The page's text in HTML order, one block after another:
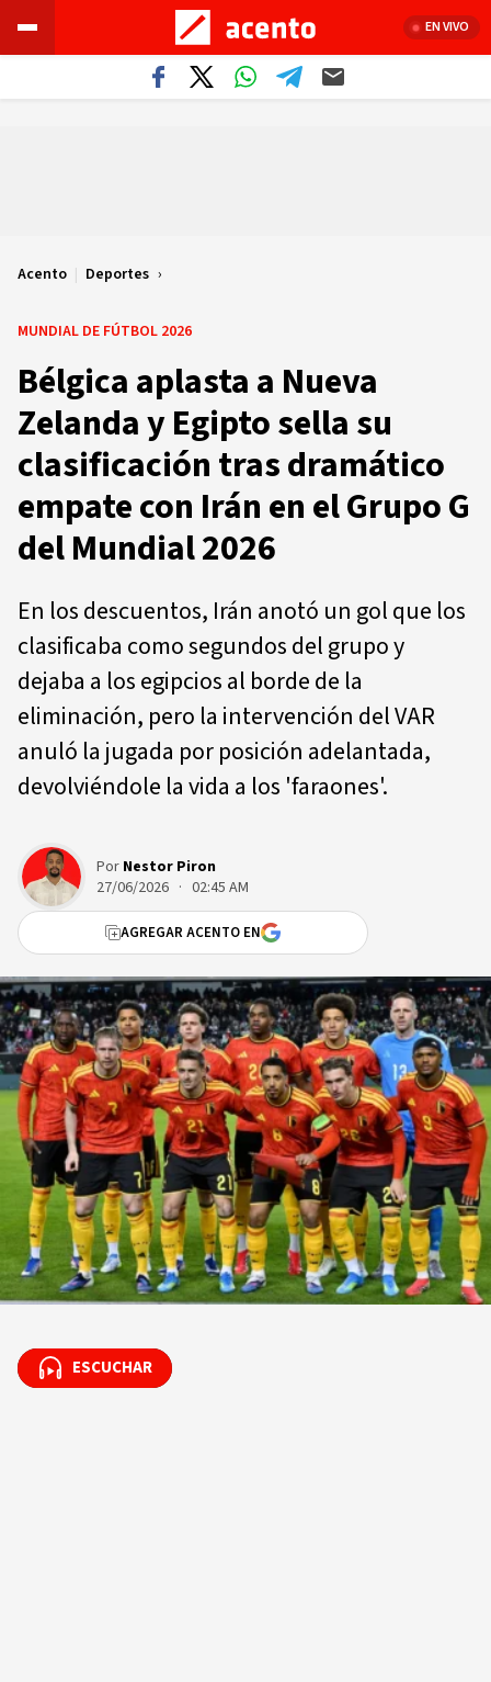
EN VIVO
Acento | Deportes
MUNDIAL DE FÚTBOL 2026
Bélgica aplasta a Nueva
Zelanda y Egipto sella su
clasificación tras dramático
empate con Irán en el Grupo G
del Mundial 2026
En los descuentos, Irán anotó un gol que los
clasificaba como segundos del grupo y
dejaba a los egipcios al borde de la
eliminación, pero la intervención del VAR
anuló la jugada por posición adelantada,
devolviéndole la vida a los 'faraones'.
Por Nestor Piron
27/06/2026 · 02:45 AM
AGREGAR ACENTO EN
ESCUCHAR
ESCUCHAR